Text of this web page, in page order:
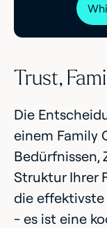
Trust,
Die
einem Family
Bedürfnissen,
Struktur Ihrer
die
- es ist eine